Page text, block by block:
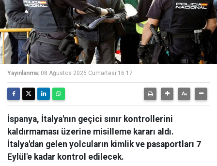
Yayınlanma: 08 Ağustos 2026 Cumartesi 16:17
İspanya, İtalya'nın geçici sınır kontrollerini
kaldırmaması üzerine misilleme kararı aldı.
İtalya'dan gelen yolcuların kimlik ve pasaportları 7
Eylül'e kadar kontrol edilecek.